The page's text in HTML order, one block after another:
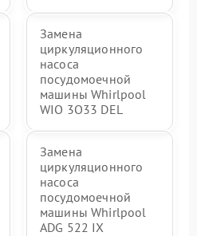
Замена
циркуляционного
насоса
посудомоечной
машины Whirlpool
WIO 3O33 DEL
Замена
циркуляционного
насоса
посудомоечной
машины Whirlpool
ADG 522 IX